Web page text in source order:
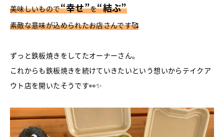
美味しいもので“幸せ”を“結ぶ”
素敵な意味が込められたお店さんです🥰
ずっと鉄板焼きをしてたオーナーさん。
これからも鉄板焼きを続けていきたいという想いからテイクア
ウト店を開いたそうです👀✨